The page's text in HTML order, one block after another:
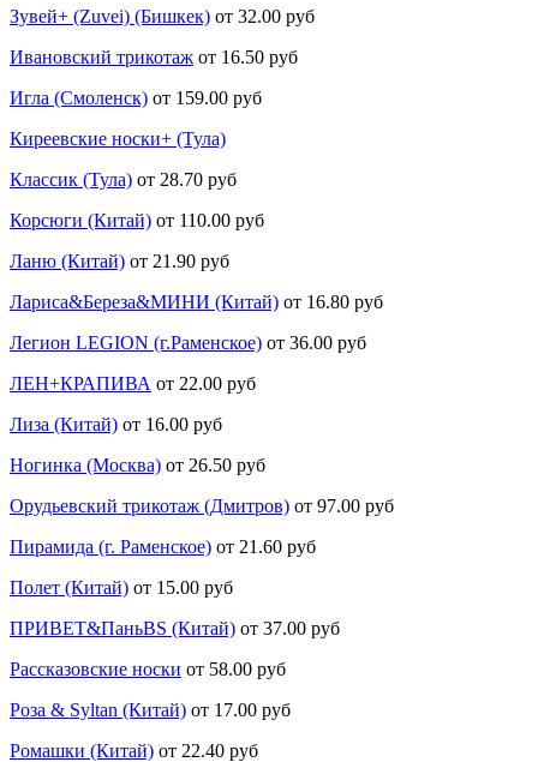
Зувей+ (Zuvei) (Бишкек) от 32.00 руб
Ивановский трикотаж от 16.50 руб
Игла (Смоленск) от 159.00 руб
Киреевские носки+ (Тула)
Классик (Тула) от 28.70 руб
Корсюги (Китай) от 110.00 руб
Ланю (Китай) от 21.90 руб
Лариса&Береза&МИНИ (Китай) от 16.80 руб
Легион LEGION (г.Раменское) от 36.00 руб
ЛЕН+КРАПИВА от 22.00 руб
Лиза (Китай) от 16.00 руб
Ногинка (Москва) от 26.50 руб
Орудьевский трикотаж (Дмитров) от 97.00 руб
Пирамида (г. Раменское) от 21.60 руб
Полет (Китай) от 15.00 руб
ПРИВЕТ&ПаньBS (Китай) от 37.00 руб
Рассказовские носки от 58.00 руб
Роза & Syltan (Китай) от 17.00 руб
Ромашки (Китай) от 22.40 руб